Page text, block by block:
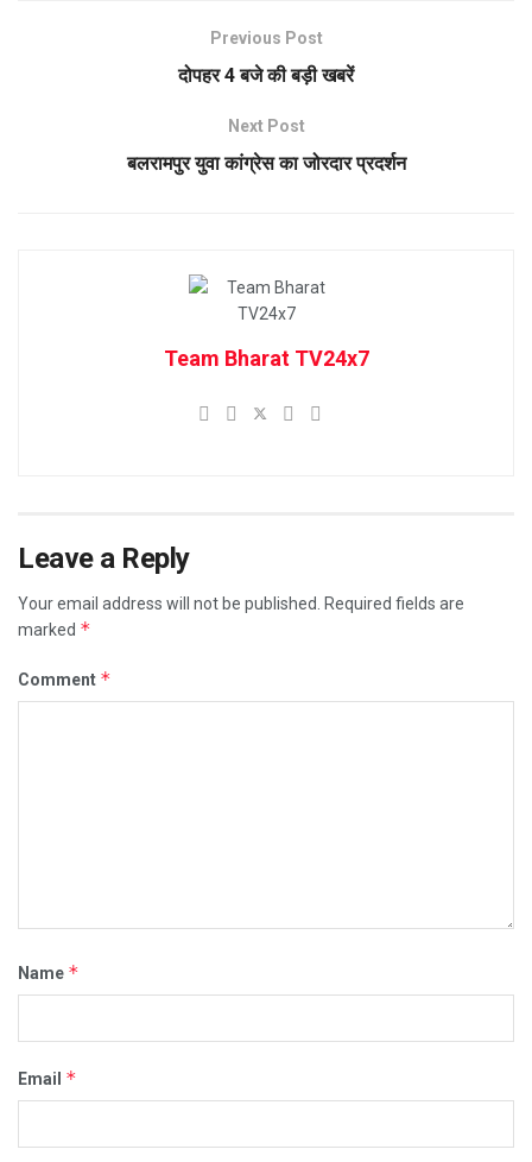
Previous Post
दोपहर 4 बजे की बड़ी खबरें
Next Post
बलरामपुर युवा कांग्रेस का जोरदार प्रदर्शन
Team Bharat TV24x7
Leave a Reply
Your email address will not be published.
Required fields are
marked *
Comment *
Name *
Email *